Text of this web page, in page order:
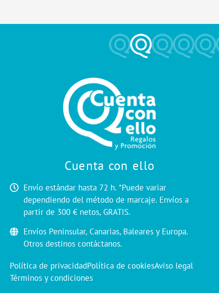
Cuenta con ello
Envío estándar hasta 72 h. *Puede variar
dependiendo del método de marcaje. Envíos a
partir de 300 € netos, GRATIS.
Envíos Peninsular, Canarias, Baleares y Europa.
Otros destinos contáctanos.
Política de privacidadPolítica de cookiesAviso legal
Términos y condiciones